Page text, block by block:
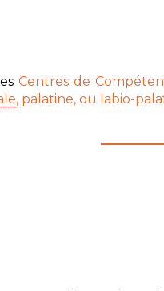
Centres de
, palatine, ou labio-